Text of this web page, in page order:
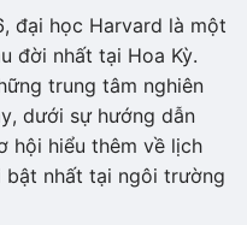
đại học Harvard là một
đời nhất tại Hoa Kỳ.
trung tâm nghiên
dưới sự hướng dẫn
hội hiểu thêm về lịch
bật nhất tại ngôi trường